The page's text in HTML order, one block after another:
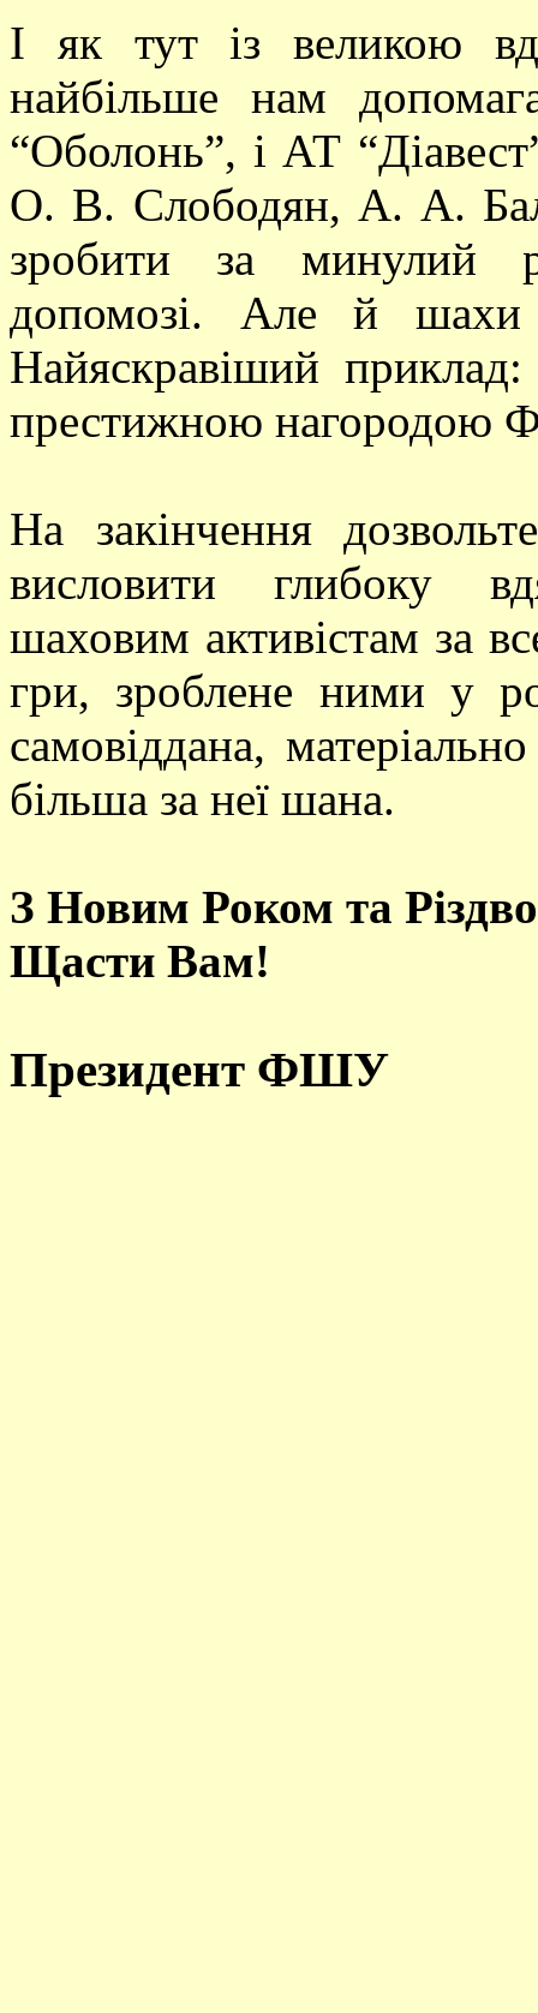
І як тут із великою
найбільше нам
“Оболонь”, і АТ
О. В. Слободян, А. А.
зробити за минулий
допомозі. Але й шахи
Найяскравіший
престижною нагородою
На закінчення
висловити глибоку
шаховим активістам за
гри, зроблене ними у
самовіддана,
більша за неї шана.
З Новим Роком та
Щасти Вам!
Президент ФШУ